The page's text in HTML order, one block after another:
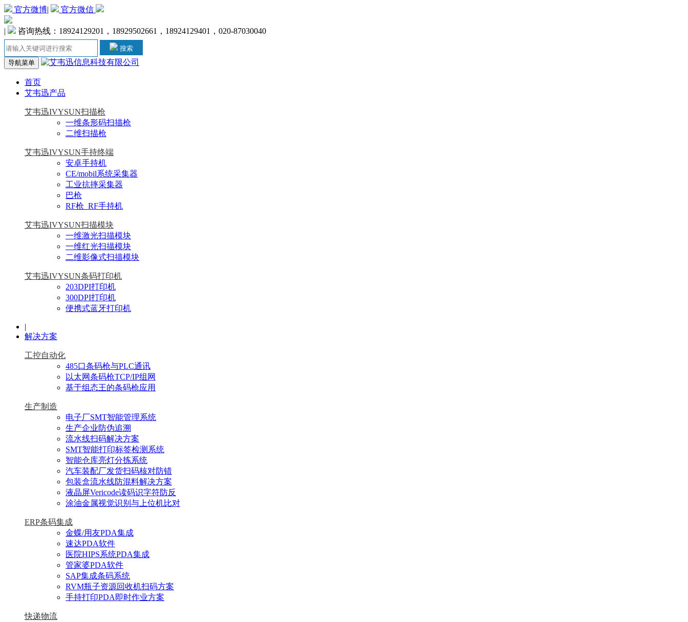
官方微博| 官方微信
| 咨询热线：18924129201，18929502661，18924129401，020-87030040
搜索
导航菜单
首页
艾韦迅产品
艾韦迅IVYSUN扫描枪
一维条形码扫描枪
二维扫描枪
艾韦迅IVYSUN手持终端
安卓手持机
CE/mobil系统采集器
工业抗摔采集器
巴枪
RF枪_RF手持机
艾韦迅IVYSUN扫描模块
一维激光扫描模块
一维红光扫描模块
二维影像式扫描模块
艾韦迅IVYSUN条码打印机
203DPI打印机
300DPI打印机
便携式蓝牙打印机
|
解决方案
工控自动化
485口条码枪与PLC通讯
以太网条码枪TCP/IP组网
基于组态王的条码枪应用
生产制造
电子厂SMT智能管理系统
生产企业防伪追溯
流水线扫码解决方案
SMT智能打印标签检测系统
智能仓库亮灯分拣系统
汽车装配厂发货扫码核对防错
包装盒流水线防混料解决方案
液晶屏Vericode读码识字符防反
涂油金属视觉识别与上位机比对
ERP条码集成
金蝶/用友PDA集成
速达PDA软件
医院HIPS系统PDA集成
管家婆PDA软件
SAP集成条码系统
RVM瓶子资源回收机扫码方案
手持打印PDA即时作业方案
快递物流